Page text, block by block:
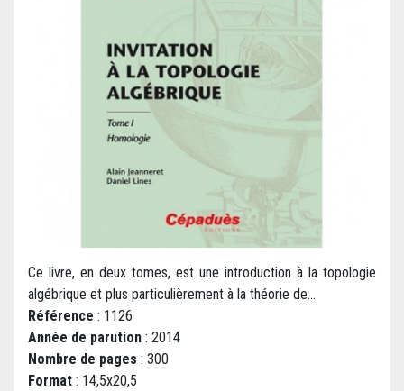
Ce livre, en deux tomes, est une introduction à la topologie
algébrique et plus particulièrement à la théorie de...
Référence : 1126
Année de parution : 2014
Nombre de pages : 300
Format : 14,5x20,5